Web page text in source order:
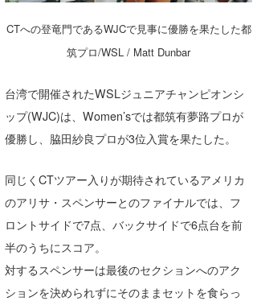
今月のプレゼント
CTへの登竜門であるWJCで見事に優勝を果たした都
筑プロ/WSL / Matt Dunbar
台湾で開催されたWSLジュニアチャンピオンシ
ップ(WJC)は、Women’sでは都筑有夢路プロが
優勝し、脇田紗良プロが3位入賞を果たした。
同じくCTツアー入りが期待されているアメリカ
のアリサ・スペンサーとのファイナルでは、フ
ロントサイドで7点、バックサイドで6点台を前
半のうちにスコア。
対するスペンサーは最後のセクションへのアク
ションを決められずにそのままセットを食らっ
千葉北
伊豆
千葉南
四国
沖縄
お知らせ
ルール＆How to
VOTE!
サーファーズ